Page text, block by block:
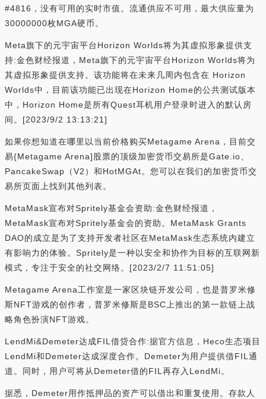
#4816，没有可用的实时市值。流通供应不可用，最大供应量为
30000000枚MGA硬币。
Meta旗下的元宇宙平台Horizon Worlds将为其虚拟形象提供支
持:金色财经报道，Meta旗下的元宇宙平台Horizon Worlds将为
其虚拟形象提供支持。该功能将在未来几周内包含在 Horizon
Worlds中，目前该功能已出现在Horizon Home的公共测试版本
中，Horizon Home是所有Quest耳机用户登录时进入的默认房
间。[2023/9/2 13:13:21]
如果你想知道在哪里以当前价格购买Metagame Arena，目前交
易{Metagame Arena]股票的顶级加密货币交易所是Gate.io、
PancakeSwap（V2）和HotMGAt。您可以在我们的加密货币交
易所页面上找到其他列表。
MetaMask宣布对Spritely基金会资助:金色财经报道，
MetaMask宣布对Spritely基金会的资助。MetaMask Grants
DAO的成立是为了支持开发者社区在MetaMask生态系统内建立
有影响力的体验。Spritely是一种以安全和协作为目标的互联网新
模式，专注于安全的社交网络。[2023/2/7 11:51:05]
Metagame Arena工作室是一家区块链开发公司，也是普罗米修
斯NFT游戏的创作者，普罗米修斯是BSC上推出的第一款链上战
略角色扮演NFT游戏。
LendMi&Demeter达成FIL借贷合作:据官方信息，Heco生态项目
LendMi和Demeter达成深度合作。Demeter为用户提供借FIL通
道。同时，用户可将从Demeter借的FIL再存入LendMi。
据悉，Demeter用作抵押品的资产可以借出和重复使用。存款人